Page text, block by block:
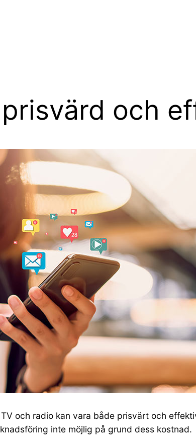
och
och radio kan vara både prisvärt och
inte möjlig på grund dess kostnad.